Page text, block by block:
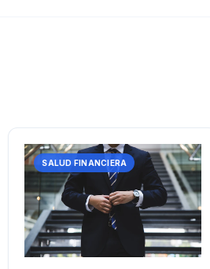
SALUD FINANCIERA